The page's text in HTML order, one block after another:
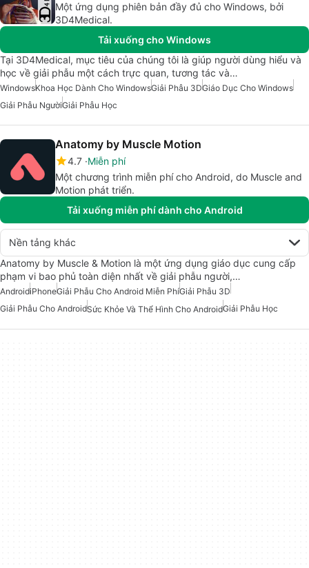
Một ứng dụng phiên bản đầy đủ cho Windows, bởi
3D4Medical.
Tải xuống cho Windows
Tại 3D4Medical, mục tiêu của chúng tôi là giúp người dùng hiểu và
học về giải phẫu một cách trực quan, tương tác và…
WindowsKhoa Học Dành Cho WindowsGiải Phẫu 3DGiáo Dục Cho Windows
Giải Phẫu NgườiGiải Phẫu Học
Anatomy by Muscle Motion
4.7 Miễn phí
Một chương trình miễn phí cho Android, do Muscle and
Motion phát triển.
Tải xuống miễn phí dành cho Android
Nền tảng khác
Anatomy by Muscle & Motion là một ứng dụng giáo dục cung cấp
phạm vi bao phủ toàn diện nhất về giải phẫu người,…
AndroidiPhoneGiải Phẫu Cho Android Miễn PhíGiải Phẫu 3D
Giải Phẫu Cho AndroidSức Khỏe Và Thể Hình Cho AndroidGiải Phẫu Học